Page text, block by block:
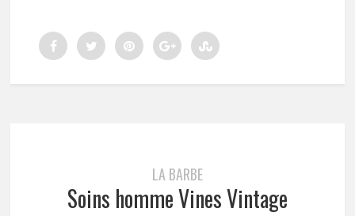
LA BARBE
Soins homme Vines Vintage